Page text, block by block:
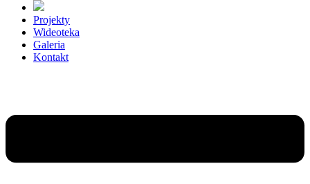
Projekty
Wideoteka
Galeria
Kontakt